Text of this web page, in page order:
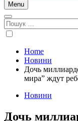
Menu
Пошук:
Home
Новини
Дочь
мира” ждут
Новини
Дочь